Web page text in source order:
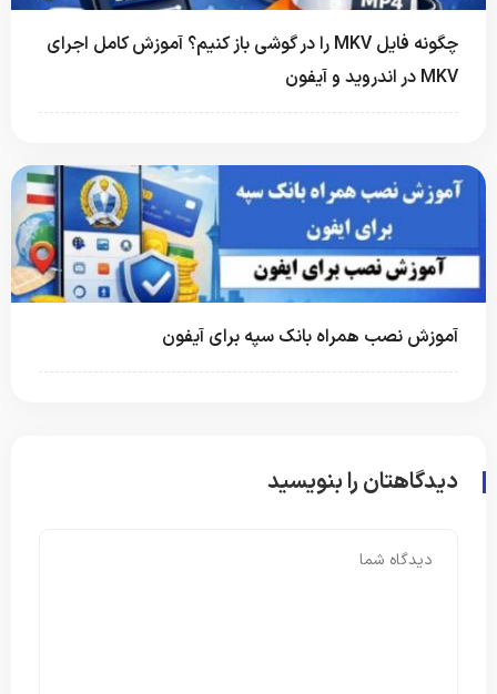
چگونه فایل MKV را در گوشی باز کنیم؟ آموزش کامل اجرای
MKV در اندروید و آیفون
آموزش نصب همراه بانک سپه برای آیفون
دیدگاهتان را بنویسید